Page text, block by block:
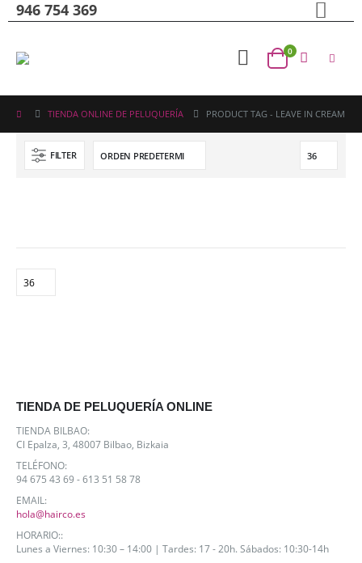
946 754 369
0
TIENDA ONLINE DE PELUQUERÍA PRODUCT TAG - LEAVE IN CREAM
FILTER
TIENDA DE PELUQUERÍA ONLINE
TIENDA BILBAO:
Cl Epalza, 3, 48007 Bilbao, Bizkaia
TELÉFONO:
94 675 43 69 - 613 51 58 78
EMAIL:
hola@hairco.es
HORARIO::
Lunes a Viernes: 10:30 – 14:00 | Tardes: 17 - 20h. Sábados: 10:30-14h